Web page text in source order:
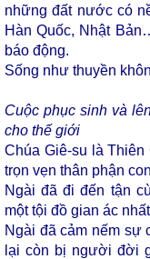
những đất nước có
Hàn Quốc, Nhật
báo động.
Sống như thuyền
Cuộc phục sinh và
cho thế giới
Chúa Giê-su là
trọn vẹn thân phận
Ngài đã đi đến tận
một tội đồ gian ác
Ngài đã cảm nếm sự
lại còn bị người đời